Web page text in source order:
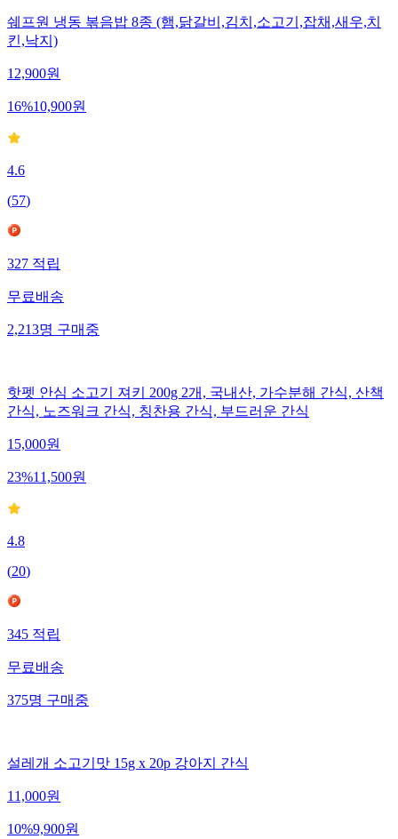
쉐프원 냉동 볶음밥 8종 (햄,닭갈비,김치,소고기,잡채,새우,치
킨,낙지)
12,900원
16%10,900원
4.6
(57)
327적립
무료배송
2,213명구매중
핫펫 안심 소고기 져키 200g 2개, 국내산, 가수분해 간식, 산책
간식, 노즈워크 간식, 칭찬용 간식, 부드러운 간식
15,000원
23%11,500원
4.8
(20)
345적립
무료배송
375명구매중
설레개 소고기맛 15g x 20p 강아지 간식
11,000원
10%9,900원